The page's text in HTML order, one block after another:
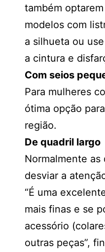
também
modelos com
a silhueta ou
a cintura e
Com seios
Para mulheres
ótima opção
região.
De quadril largo
Normalmente as
desviar a
“É uma
mais finas e se
acessório
outras peças”,